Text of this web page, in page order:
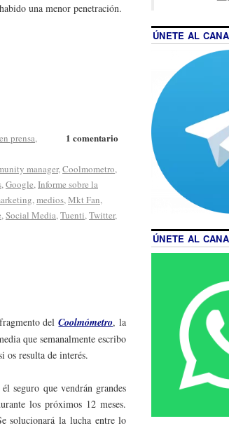
una menor penetración.
1 comentario
prensa,
manager,Coolmometro,
,Google,Informe sobre la
,medios,Mkt Fan,
,Social Media,Tuenti,Twitter,
delCoolmómetro, la
que semanalmente escribo
os resulta de interés.
seguro que vendrán grandes
los próximos 12 meses.
solucionará la lucha entre lo
ÚNETE AL
ÚNETE AL